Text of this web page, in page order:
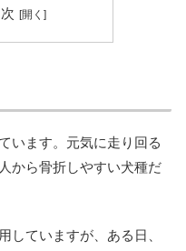
います。元気に走り回る
から骨折しやすい犬種だ
していますが、ある日、